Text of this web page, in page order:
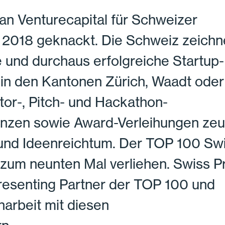
Venturecapital für Schweizer
geknackt. Die Schweiz
durchaus erfolgreiche Startup-
den Kantonen Zürich, Waadt oder
, Pitch- und Hackathon-
sowie Award-Verleihungen
Ideenreichtum. Der TOP 100
neunten Mal verliehen. Swiss
Partner der TOP 100 und
mit diesen